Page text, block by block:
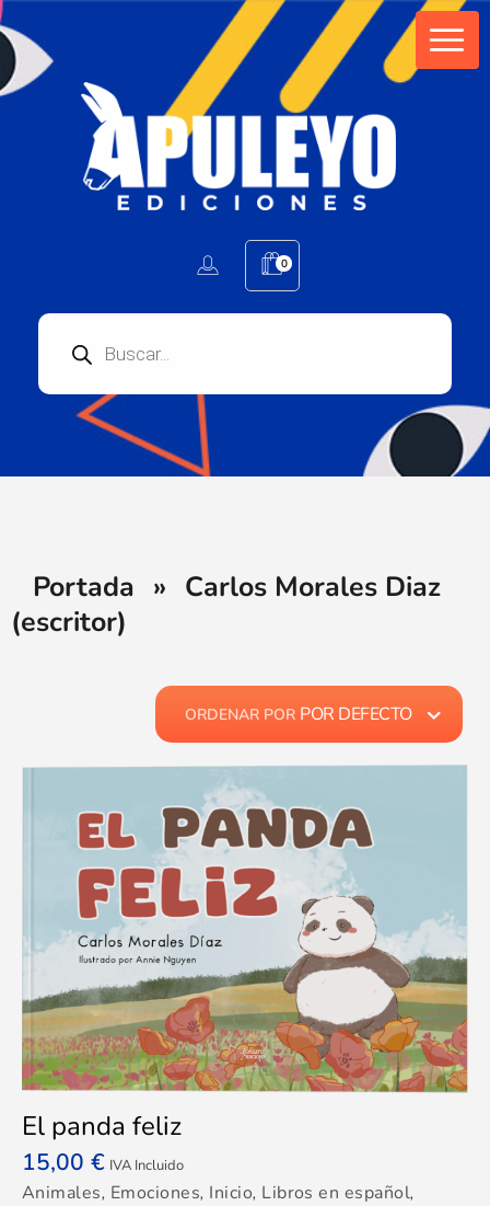
0
Portada » Carlos Morales Diaz
(escritor)
ORDENAR POR POR DEFECTO
El panda feliz
15,00 € IVA Incluido
Animales, Emociones, Inicio, Libros en español,